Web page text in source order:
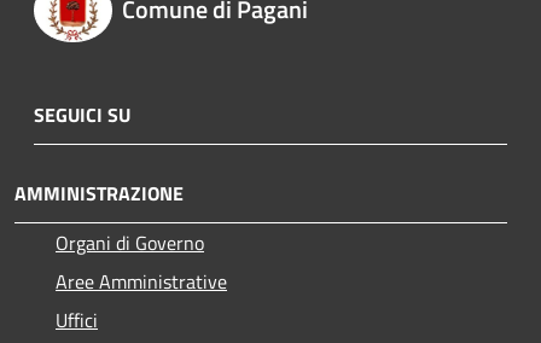
Comune di Pagani
SEGUICI SU
AMMINISTRAZIONE
Organi di Governo
Aree Amministrative
Uffici